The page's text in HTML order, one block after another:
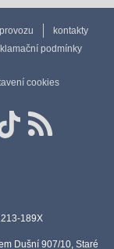
kontakty
podmínky
cookies
189X
Dušní 907/10, Staré